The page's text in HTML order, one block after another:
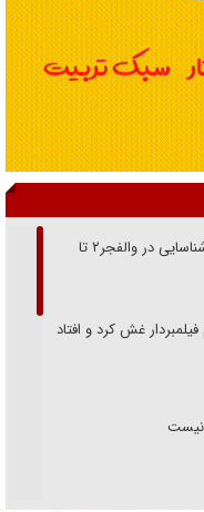
از گمنام‌ترین فرماندهان شهید جنگ رمضان/ از شناسایی در والفجر۲ تا
غش کرد و افتاد
نیست